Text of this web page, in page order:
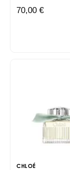
70,00 €
CHLOÉ